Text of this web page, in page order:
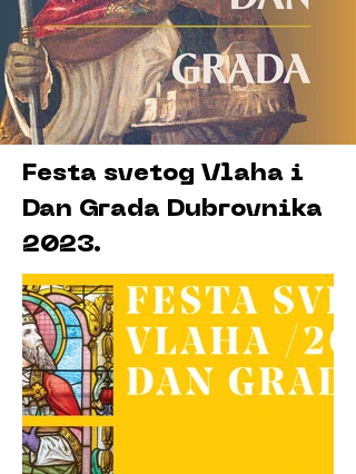
Festa svetog Vlaha i
Dan Grada Dubrovnika
2023.